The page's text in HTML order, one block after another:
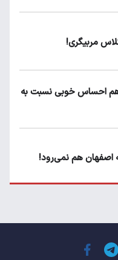
مربیگری!
هم احساس خوبی نسبت به
اصفهان هم نمی‌رود!